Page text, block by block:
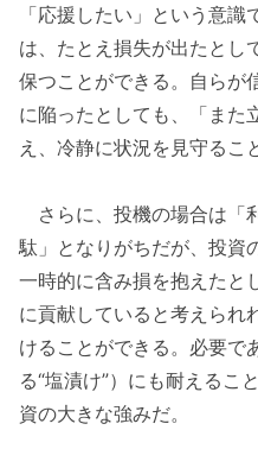
「応援したい」という意
は、たとえ損失が出たとし
保つことができる。自らが
に陥ったとしても、「また
え、冷静に状況を見守るこ
さらに、投機の場合は「
駄」となりがちだが、投資
一時的に含み損を抱えたと
に貢献していると考えられ
けることができる。必要で
る“塩漬け”）にも耐えるこ
資の大きな強みだ。